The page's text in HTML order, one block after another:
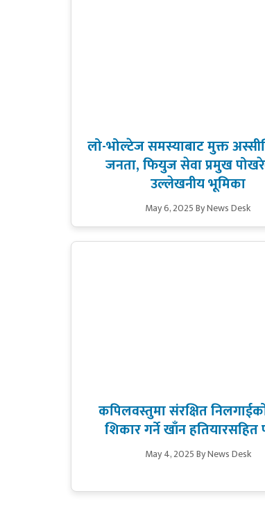
लो-भोल्टेज समस्याबाट मुक्त
जनता, फियुज सेवा प्रमुख
उल्लेखनीय भूमिका
May 6, 2025By News Desk
कपिलवस्तुमा संरक्षित
शिकार गर्ने खाँन हतियारसहित
May 4, 2025By News Desk